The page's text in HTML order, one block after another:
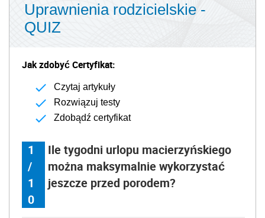
Uprawnienia rodzicielskie -
QUIZ
Jak zdobyć Certyfikat:
Czytaj artykuły
Rozwiązuj testy
Zdobądź certyfikat
1
/
1
0
Ile tygodni urlopu macierzyńskiego
można maksymalnie wykorzystać
jeszcze przed porodem?